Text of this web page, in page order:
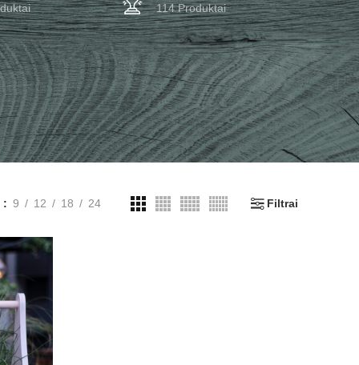
114 Produktai
9 12 18 24 Filtrai